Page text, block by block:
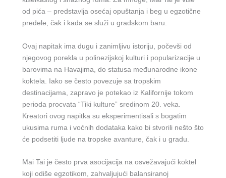
od pića – predstavlja osećaj opuštanja i beg u egzotične
predele, čak i kada se služi u gradskom baru.
Ovaj napitak ima dugu i zanimljivu istoriju, počevši od
njegovog porekla u polinezijskoj kulturi i popularizacije u
barovima na Havajima, do statusa međunarodne ikone
koktela. Iako se često povezuje sa tropskim
destinacijama, zapravo je potekao iz Kalifornije tokom
perioda procvata “Tiki kulture” sredinom 20. veka.
Kreatori ovog napitka su eksperimentisali s bogatim
ukusima ruma i voćnih dodataka kako bi stvorili nešto što
će podsetiti ljude na tropske avanture, čak i u gradu.
Mai Tai je često prva asocijacija na osvežavajući koktel
koji odiše egzotikom, zahvaljujući balansiranoj